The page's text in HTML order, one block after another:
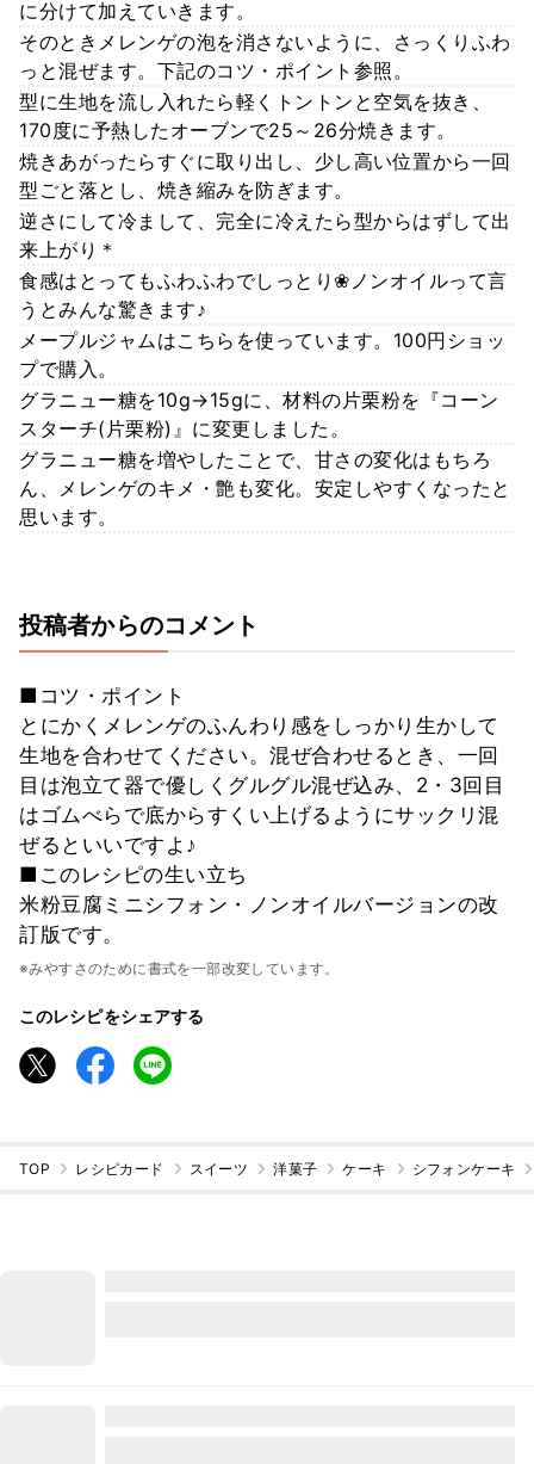
に分けて加えていきます。
そのときメレンゲの泡を消さないように、さっくりふわ
っと混ぜます。下記のコツ・ポイント参照。
型に生地を流し入れたら軽くトントンと空気を抜き、
170度に予熱したオーブンで25～26分焼きます。
焼きあがったらすぐに取り出し、少し高い位置から一回
型ごと落とし、焼き縮みを防ぎます。
逆さにして冷まして、完全に冷えたら型からはずして出
来上がり＊
食感はとってもふわふわでしっとり❀ノンオイルって言
うとみんな驚きます♪
メープルジャムはこちらを使っています。100円ショッ
プで購入。
グラニュー糖を10g→15gに、材料の片栗粉を『コーン
スターチ(片栗粉)』に変更しました。
グラニュー糖を増やしたことで、甘さの変化はもちろ
ん、メレンゲのキメ・艶も変化。安定しやすくなったと
思います。
投稿者からのコメント
■コツ・ポイント
とにかくメレンゲのふんわり感をしっかり生かして
生地を合わせてください。混ぜ合わせるとき、一回
目は泡立て器で優しくグルグル混ぜ込み、2・3回目
はゴムべらで底からすくい上げるようにサックリ混
ぜるといいですよ♪
■このレシピの生い立ち
米粉豆腐ミニシフォン・ノンオイルバージョンの改
訂版です。
※みやすさのために書式を一部改変しています。
このレシピをシェアする
TOP レシピカード スイーツ 洋菓子 ケーキ シフォンケーキ